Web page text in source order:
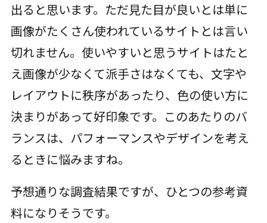
出ると思います。ただ見た目が良いとは単に
画像がたくさん使われているサイトとは言い
切れません。使いやすいと思うサイトはたと
え画像が少なくて派手さはなくても、文字や
レイアウトに秩序があったり、色の使い方に
決まりがあって好印象です。このあたりのバ
ランスは、パフォーマンスやデザインを考え
るときに悩みますね。
予想通りな調査結果ですが、ひとつの参考資
料になりそうです。